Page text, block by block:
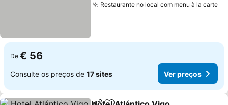
Restaurante no local com menu à la carte
De € 56
Consulte os preços de 17 sites Ver preços